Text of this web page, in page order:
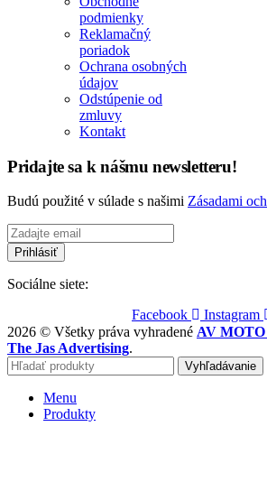
podmienky
Reklamačný
poriadok
Ochrana osobných
údajov
Odstúpenie od
zmluvy
Kontakt
Pridajte sa k nášmu newsletteru!
Budú použité v súlade s našimi Zásadami
Sociálne siete:
Facebook
Instagram
2026 © Všetky práva vyhradené AV MOTO
The Jas Advertising.
Vyhľadávanie
Menu
Produkty